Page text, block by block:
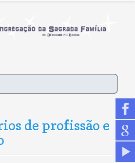
de profissão e